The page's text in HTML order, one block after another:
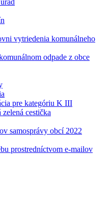
vytriedenia komunálneho
odpade z obce
pre kategóriu K III
cestička
samosprávy obcí 2022
prostredníctvom e-mailov